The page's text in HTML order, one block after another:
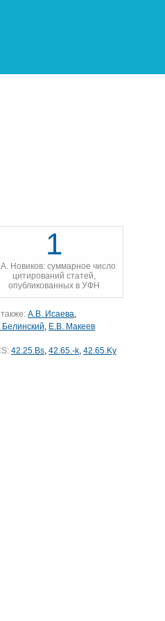
1
Новиков: суммарное число
цитирований статей,
опубликованных в УФН
А.В. Исаева,
, Е.В. Макеев
42.25.Bs, 42.65.-k, 42.65.Ky